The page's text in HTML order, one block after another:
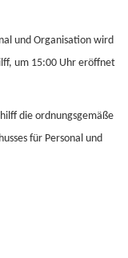
und Organisation wird
um 15:00 Uhr eröffnet
die ordnungsgemäße
für Personal und